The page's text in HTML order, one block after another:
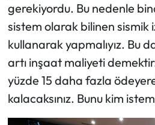
gerekiyordu. Bu nedenle
sistem olarak bilinen sismik
kullanarak yapmalıyız. Bu
artı inşaat maliyeti
yüzde 15 daha fazla
kalacaksınız. Bunu kim